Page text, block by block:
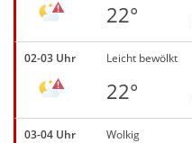
22°
02-03 Uhr Leicht bewölkt
22°
03-04 Uhr Wolkig